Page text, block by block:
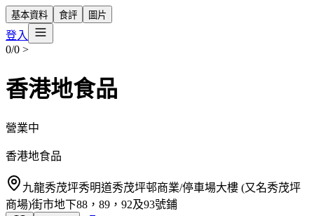
基本資料 食評 圖片
登入
0/0 >
香港地食品
營業中
香港地食品
九龍秀茂坪秀明道秀茂坪邨商業/停車場大樓 (又名秀茂坪
商場)街市地下88，89，92及93號鋪